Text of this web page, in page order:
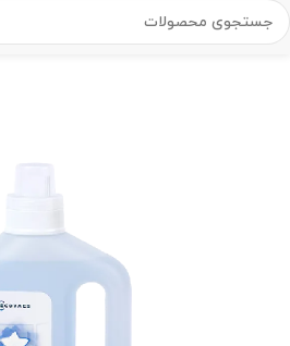
هوشمند/لوازم جانبی جارو رباتیک/لوازم